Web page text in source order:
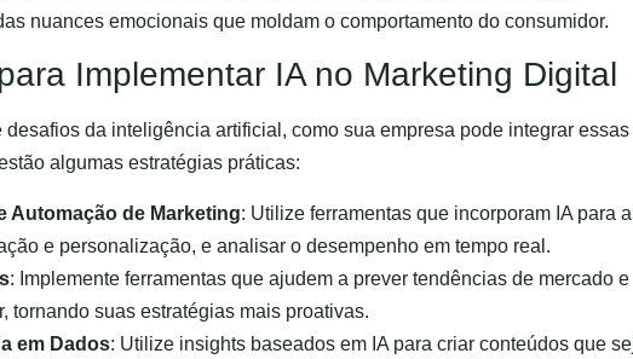
nuances emocionais que moldam o comportamento do consumidor.
Implementar IA no Marketing Digital
da inteligência artificial, como sua empresa pode integrar essas
algumas estratégias práticas:
Automação de Marketing: Utilize ferramentas que incorporam IA para
e personalização, e analisar o desempenho em tempo real.
: Implemente ferramentas que ajudem a prever tendências de mercado e
tornando suas estratégias mais proativas.
em Dados: Utilize insights baseados em IA para criar conteúdos que